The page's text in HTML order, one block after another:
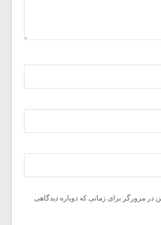
در مرورگر برای زمانی که دوباره دیدگاهی